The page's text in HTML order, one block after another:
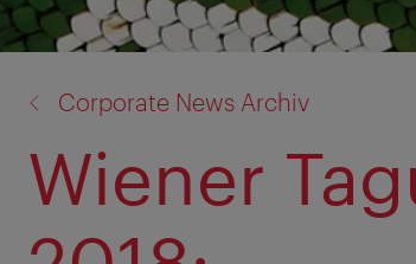
Corporate News Archiv
Wiener